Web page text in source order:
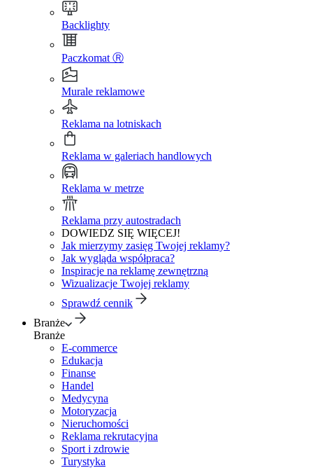
Backlighty
Paczkomat Ⓡ
Murale reklamowe
Reklama na lotniskach
Reklama w galeriach handlowych
Reklama w metrze
Reklama przy autostradach
DOWIEDZ SIĘ WIĘCEJ!
Jak mierzymy zasięg Twojej reklamy?
Jak wygląda współpraca?
Inspiracje na reklamę zewnętrzną
Wizualizacje Twojej reklamy
Sprawdź cennik
Branże
Branże
E-commerce
Edukacja
Finanse
Handel
Medycyna
Motoryzacja
Nieruchomości
Reklama rekrutacyjna
Sport i zdrowie
Turystyka